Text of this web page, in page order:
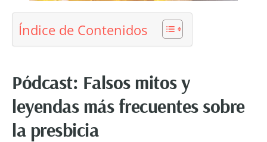
Índice de Contenidos
Pódcast: Falsos mitos y
leyendas más frecuentes sobre
la presbicia